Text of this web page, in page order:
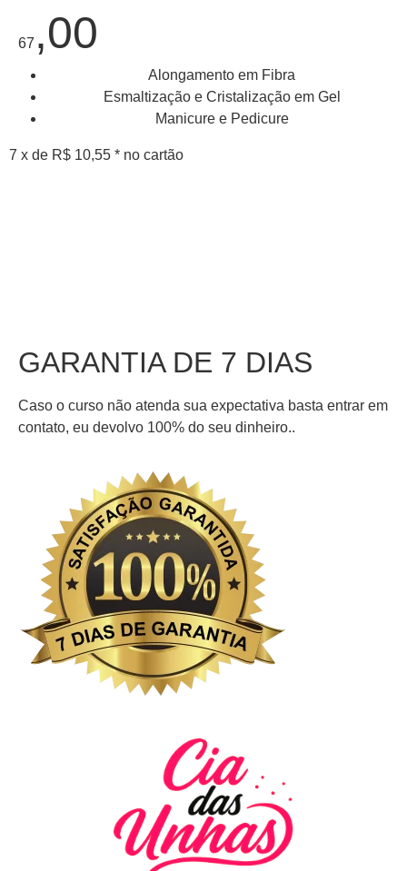
67 ,00
Alongamento em Fibra
Esmaltização e Cristalização em Gel
Manicure e Pedicure
7 x de R$ 10,55 * no cartão
GARANTIA DE 7 DIAS
Caso o curso não atenda sua expectativa basta entrar em
contato, eu devolvo 100% do seu dinheiro..